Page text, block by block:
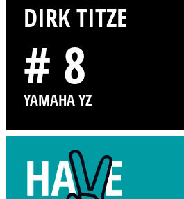
DIRK TITZE
# 8
YAMAHA YZ